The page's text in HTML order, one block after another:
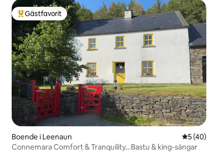
Populär gästfavorit
Gästfavorit
Boende i Leenaun 5 av 5 i
5 (40)
Connemara Comfort & Tranquility…Bastu & king-sängar